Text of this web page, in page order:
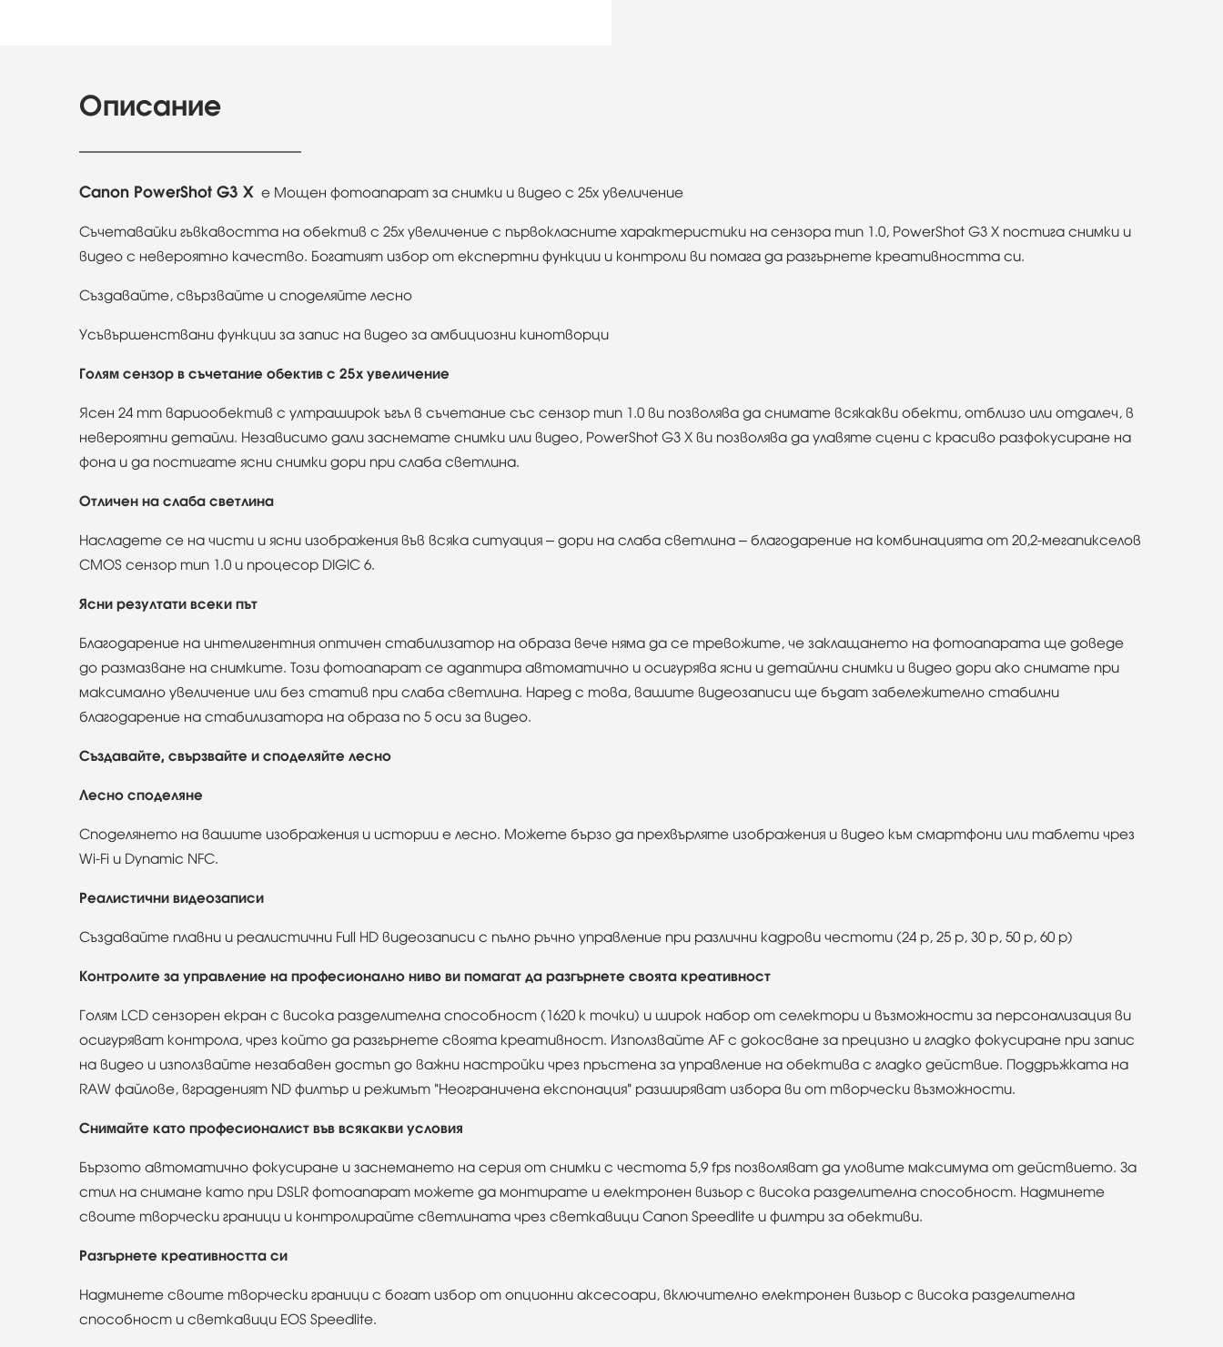
Описание
Canon PowerShot G3 X e Мощен фотоапарат за снимки и видео с 25x увеличение
Съчетавайки гъвкавостта на обектив с 25x увеличение с първокласните характеристики на сензора тип 1.0, PowerShot G3 X постига снимки и
видео с невероятно качество. Богатият избор от експертни функции и контроли ви помага да разгърнете креативността си.
Създавайте, свързвайте и споделяйте лесно
Усъвършенствани функции за запис на видео за амбициозни кинотворци
Голям сензор в съчетание обектив с 25x увеличение
Ясен 24 mm вариообектив с ултраширок ъгъл в съчетание със сензор тип 1.0 ви позволява да снимате всякакви обекти, отблизо или отдалеч, в
невероятни детайли. Независимо дали заснемате снимки или видео, PowerShot G3 X ви позволява да улавяте сцени с красиво разфокусиране на
фона и да постигате ясни снимки дори при слаба светлина.
Отличен на слаба светлина
Насладете се на чисти и ясни изображения във всяка ситуация – дори на слаба светлина – благодарение на комбинацията от 20,2-мегапикселов
CMOS сензор тип 1.0 и процесор DIGIC 6.
Ясни резултати всеки път
Благодарение на интелигентния оптичен стабилизатор на образа вече няма да се тревожите, че заклащането на фотоапарата ще доведе
до размазване на снимките. Този фотоапарат се адаптира автоматично и осигурява ясни и детайлни снимки и видео дори ако снимате при
максимално увеличение или без статив при слаба светлина. Наред с това, вашите видеозаписи ще бъдат забележително стабилни
благодарение на стабилизатора на образа по 5 оси за видео.
Създавайте, свързвайте и споделяйте лесно
Лесно споделяне
Споделянето на вашите изображения и истории е лесно. Можете бързо да прехвърляте изображения и видео към смартфони или таблети чрез
Wi-Fi и Dynamic NFC.
Реалистични видеозаписи
Създавайте плавни и реалистични Full HD видеозаписи с пълно ръчно управление при различни кадрови честоти (24 p, 25 p, 30 p, 50 p, 60 p)
Контролите за управление на професионално ниво ви помагат да разгърнете своята креативност
Голям LCD сензорен екран с висока разделителна способност (1620 k точки) и широк набор от селектори и възможности за персонализация ви
осигуряват контрола, чрез който да разгърнете своята креативност. Използвайте AF с докосване за прецизно и гладко фокусиране при запис
на видео и използвайте незабавен достъп до важни настройки чрез пръстена за управление на обектива с гладко действие. Поддръжката на
RAW файлове, вграденият ND филтър и режимът "Неограничена експонация" разширяват избора ви от творчески възможности.
Снимайте като професионалист във всякакви условия
Бързото автоматично фокусиране и заснемането на серия от снимки с честота 5,9 fps позволяват да уловите максимума от действието. За
стил на снимане като при DSLR фотоапарат можете да монтирате и електронен визьор с висока разделителна способност. Надминете
своите творчески граници и контролирайте светлината чрез светкавици Canon Speedlite и филтри за обективи.
Разгърнете креативността си
Надминете своите творчески граници с богат избор от опционни аксесоари, включително електронен визьор с висока разделителна
способност и светкавици EOS Speedlite.